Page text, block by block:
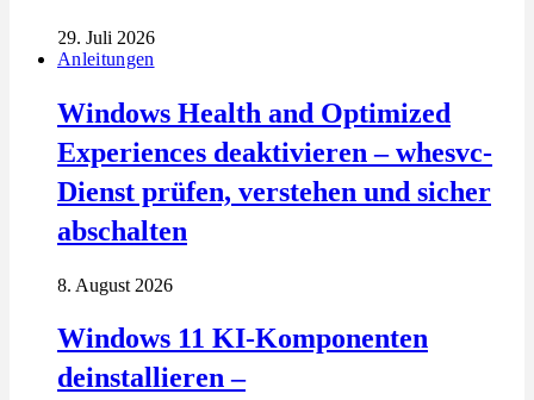
29. Juli 2026
Anleitungen
Windows Health and Optimized
Experiences deaktivieren – whesvc-
Dienst prüfen, verstehen und sicher
abschalten
8. August 2026
Windows 11 KI-Komponenten
deinstallieren –